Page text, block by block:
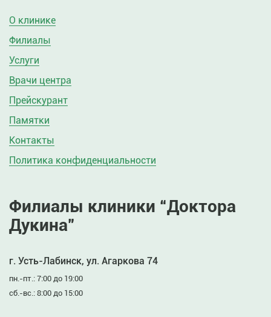
О клинике
Филиалы
Услуги
Врачи центра
Прейскурант
Памятки
Контакты
Политика конфиденциальности
Филиалы клиники “Доктора
Дукина”
г. Усть-Лабинск, ул. Агаркова 74
пн.-пт.: 7:00 до 19:00
сб.-вс.: 8:00 до 15:00